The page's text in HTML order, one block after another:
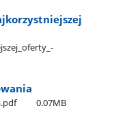
0.07MB